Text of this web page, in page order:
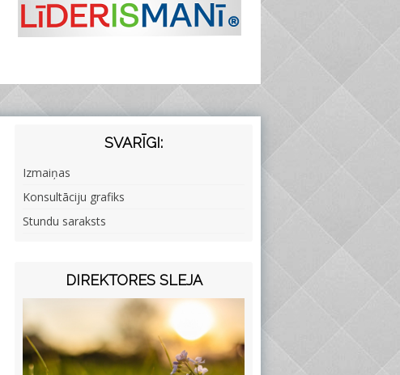
SVARĪGI:
Izmaiņas
Konsultāciju grafiks
Stundu saraksts
DIREKTORES SLEJA